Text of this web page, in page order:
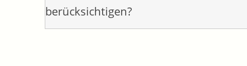
berücksichtigen?